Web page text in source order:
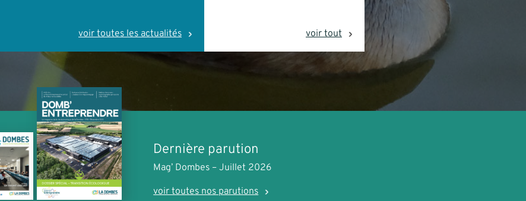
voir toutes les actualités voir tout
Dernière parution
Mag’ Dombes – Juillet 2026
voir toutes nos parutions